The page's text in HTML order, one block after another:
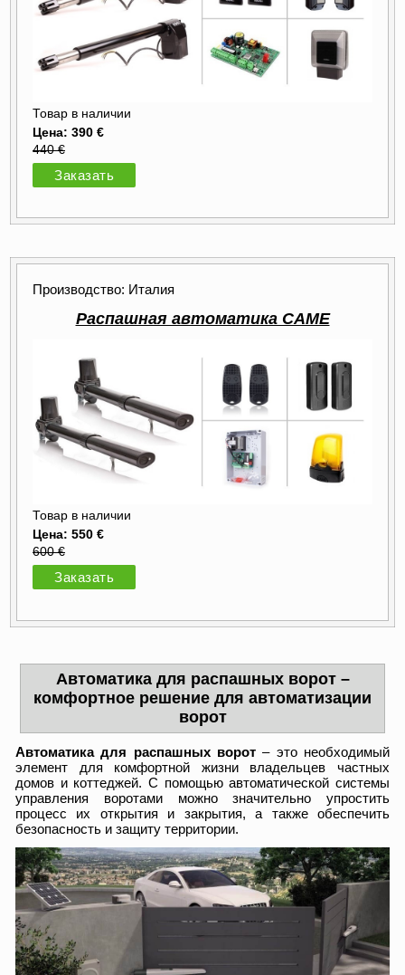
Товар в наличии
Цена: 390 €
440 €
Заказать
Производство: Италия
Распашная автоматика CAME
Товар в наличии
Цена: 550 €
600 €
Заказать
Автоматика для распашных ворот –
комфортное решение для автоматизации
ворот
Автоматика для распашных ворот – это необходимый
элемент для комфортной жизни владельцев частных
домов и коттеджей. С помощью автоматической системы
управления воротами можно значительно упростить
процесс их открытия и закрытия, а также обеспечить
безопасность и защиту территории.